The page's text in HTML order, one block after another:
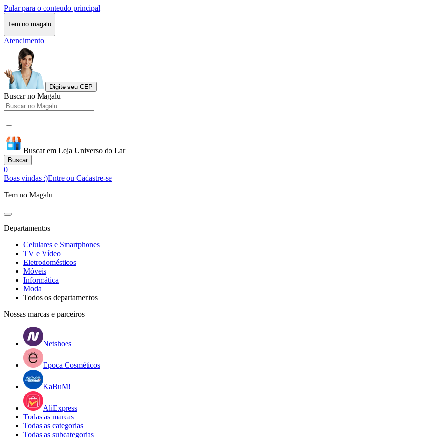
Pular para o conteudo principal
Tem no magalu
Atendimento
Digite seu CEP
Buscar no Magalu
Buscar em Loja Universo do Lar
Buscar
0
Boas vindas :)Entre ou Cadastre-se
Tem no Magalu
Departamentos
Celulares e Smartphones
TV e Vídeo
Eletrodomésticos
Móveis
Informática
Moda
Todos os departamentos
Nossas marcas e parceiros
Netshoes
Epoca Cosméticos
KaBuM!
AliExpress
Todas as marcas
Todas as categorias
Todas as subcategorias